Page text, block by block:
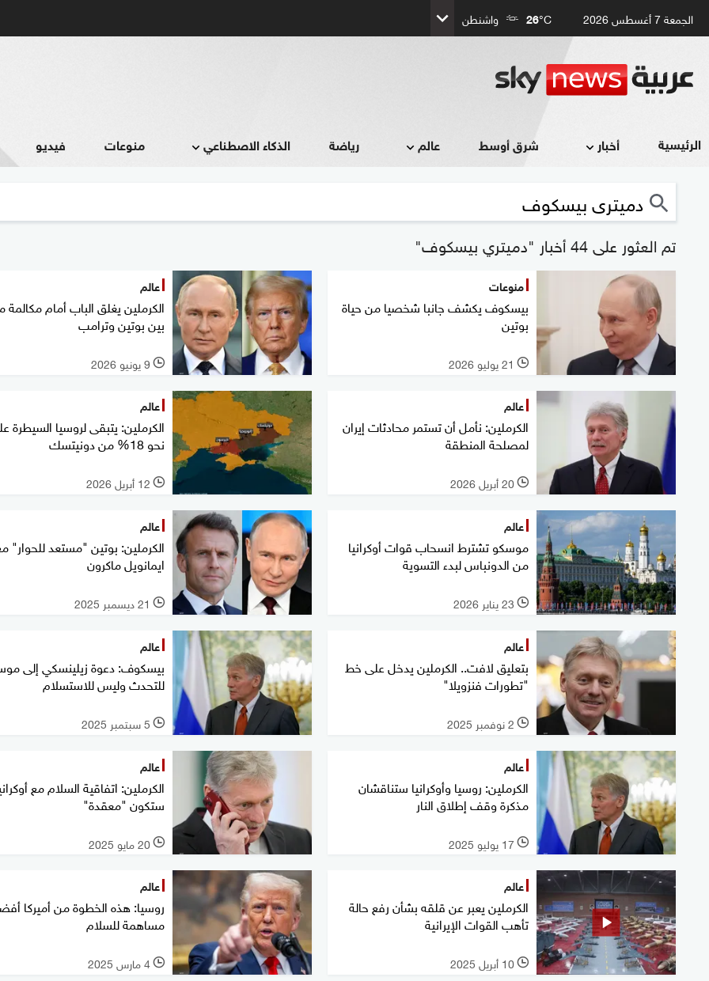
الجمعة 7 أغسطس 2026 26°C واشنطن
الرئيسية أخبار شرق أوسط عالم رياضة الذكاء الاصطناعي منوعات فيديو
تم العثور على 44 أخبار "دميتري بيسكوف"
منوعات
بيسكوف يكشف جانبا شخصيا من حياة
بوتين
l 21 يوليو 2026
عالم
الكرملين يغلق الباب أمام مكالمة
بين بوتين وترامب
l 9 يونيو 2026
عالم
الكرملين: نأمل أن تستمر محادثات إيران
لمصلحة المنطقة
l 20 أبريل 2026
عالم
الكرملين: يتبقى لروسيا السيطرة
نحو 18% من دونيتسك
l 12 أبريل 2026
عالم
موسكو تشترط انسحاب قوات أوكرانيا
من الدونباس لبدء التسوية
l 23 يناير 2026
عالم
الكرملين: بوتين "مستعد للحوار"
ايمانويل ماكرون
l 21 ديسمبر 2025
عالم
بتعليق لافت.. الكرملين يدخل على خط
"تطورات فنزويلا"
l 2 نوفمبر 2025
عالم
بيسكوف: دعوة زيلينسكي إلى
للتحدث وليس للاستسلام
l 5 سبتمبر 2025
عالم
الكرملين: روسيا وأوكرانيا ستناقشان
مذكرة وقف إطلاق النار
l 17 يوليو 2025
عالم
الكرملين: اتفاقية السلام مع
ستكون "معقدة"
l 20 مايو 2025
عالم
الكرملين يعبر عن قلقه بشأن رفع حالة
تأهب القوات الإيرانية
l 10 أبريل 2025
عالم
روسيا: هذه الخطوة من أميركا
مساهمة للسلام
l 4 مارس 2025